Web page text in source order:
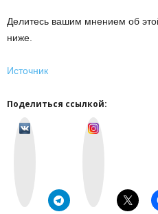
Делитесь вашим мнением об
ниже.
Источник
Поделиться ссылкой: